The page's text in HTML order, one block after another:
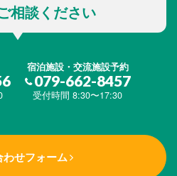
相談ください
宿泊施設・交流施設予約
079-662-8457
受付時間 8:30〜17:30
わせフォーム